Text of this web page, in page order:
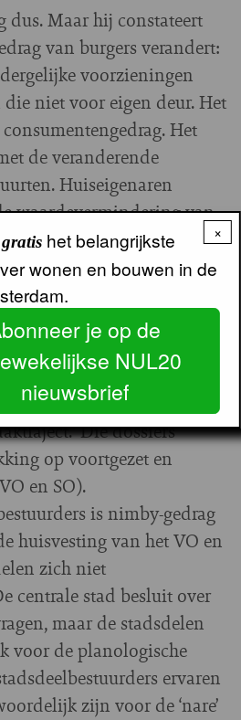
dus. Maar hij constateert
van burgers verandert:
voorzieningen
niet voor eigen deur. Het
Het
de veranderende
Huiseigenaren
waardevermindering van
onderwijsregisseur
nimby-gedrag van burgers
uitbreiding van scholen
“Kijkend naar de
nu onder handen heb, dan
daarvan sprake van een
Die dossiers
op voortgezet en
en SO).
is nimby-gedrag
huisvesting van het VO en
zich niet
centrale stad besluit over
maar de stadsdelen
voor de planologische
ervaren
zijn voor de ‘nare’
×
gratishet belangrijkste
wonen en bouwen in de
je op de
NUL20
nieuwsbrief